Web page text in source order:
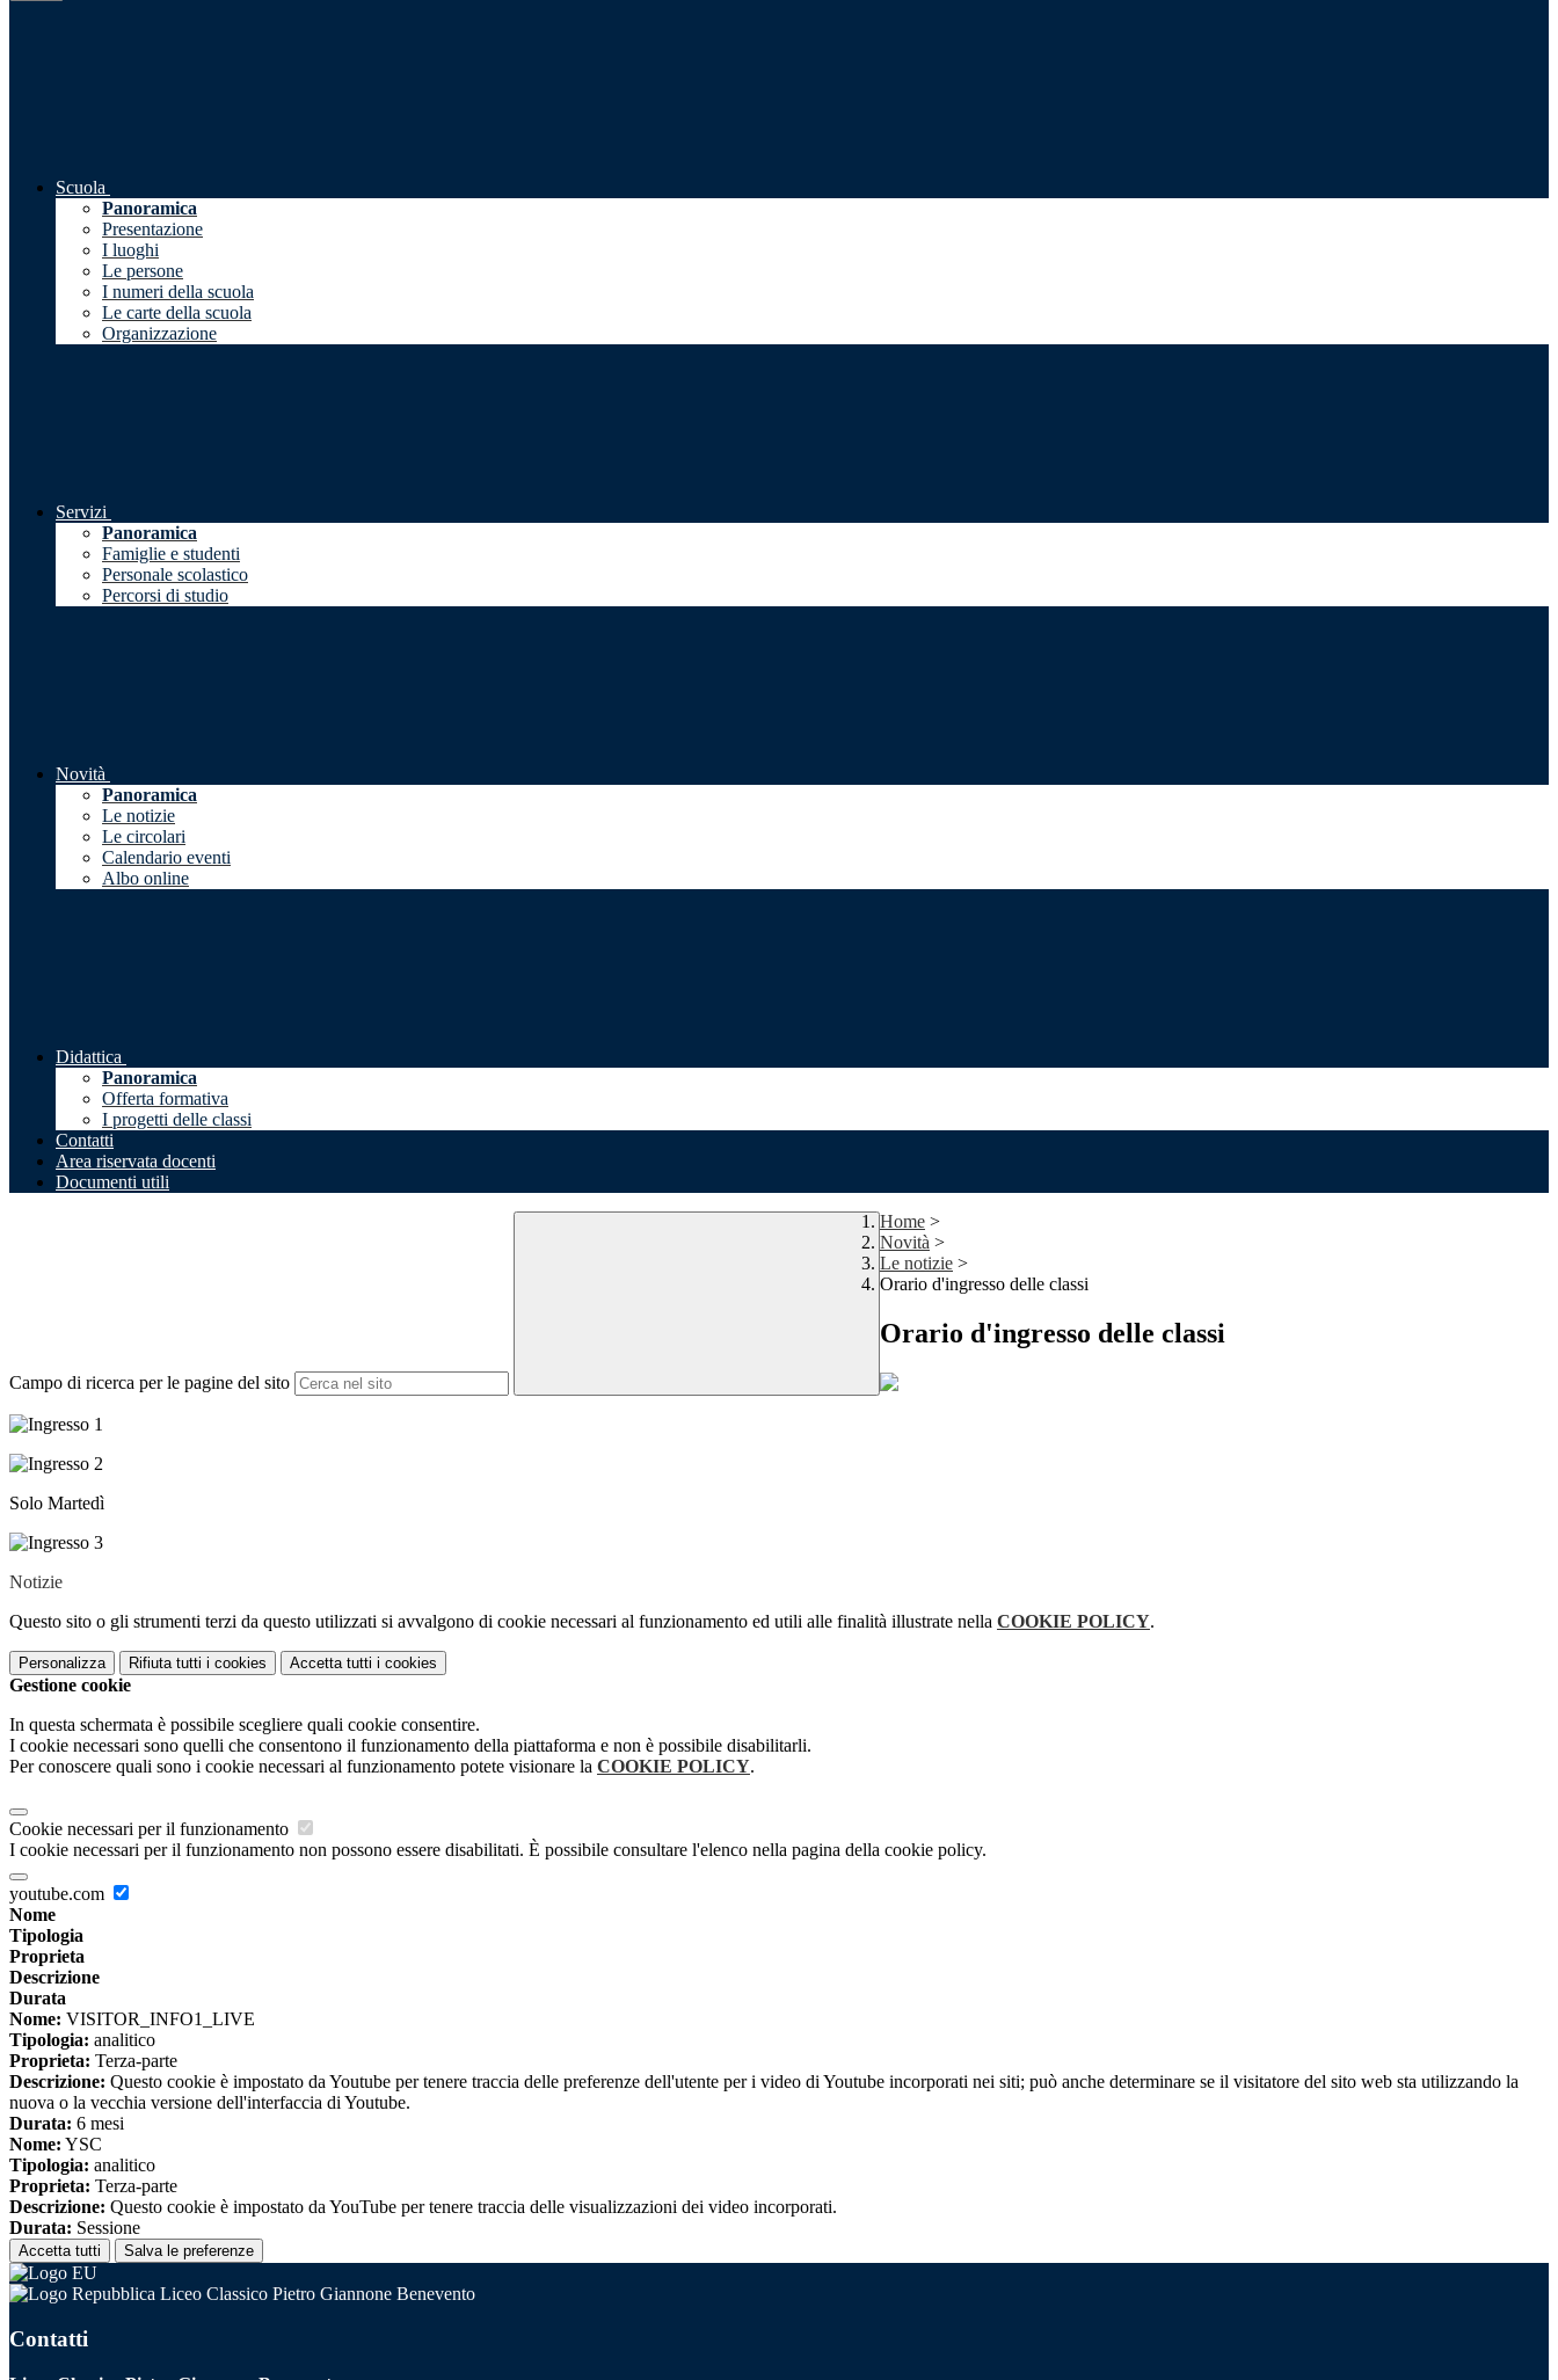
Scuola
Panoramica
Presentazione
I luoghi
Le persone
I numeri della scuola
Le carte della scuola
Organizzazione
Servizi
Panoramica
Famiglie e studenti
Personale scolastico
Percorsi di studio
Novità
Panoramica
Le notizie
Le circolari
Calendario eventi
Albo online
Didattica
Panoramica
Offerta formativa
I progetti delle classi
Contatti
Area riservata docenti
Documenti utili
Campo di ricerca per le pagine del sito
Home >
Novità >
Le notizie >
Orario d'ingresso delle classi
Orario d'ingresso delle classi
Solo Martedì
Notizie
Questo sito o gli strumenti terzi da questo utilizzati si avvalgono di cookie necessari al funzionamento ed utili alle finalità illustrate nella COOKIE POLICY.
Personalizza Rifiuta tutti i cookies Accetta tutti i cookies
Gestione cookie
In questa schermata è possibile scegliere quali cookie consentire.
I cookie necessari sono quelli che consentono il funzionamento della piattaforma e non è possibile disabilitarli.
Per conoscere quali sono i cookie necessari al funzionamento potete visionare la COOKIE POLICY.
Cookie necessari per il funzionamento
I cookie necessari per il funzionamento non possono essere disabilitati. È possibile consultare l'elenco nella pagina della cookie policy.
youtube.com
Nome
Tipologia
Proprieta
Descrizione
Durata
Nome: VISITOR_INFO1_LIVE
Tipologia: analitico
Proprieta: Terza-parte
Descrizione: Questo cookie è impostato da Youtube per tenere traccia delle preferenze dell'utente per i video di Youtube incorporati nei siti; può anche determinare se il visitatore del sito web sta utilizzando la
nuova o la vecchia versione dell'interfaccia di Youtube.
Durata: 6 mesi
Nome: YSC
Tipologia: analitico
Proprieta: Terza-parte
Descrizione: Questo cookie è impostato da YouTube per tenere traccia delle visualizzazioni dei video incorporati.
Durata: Sessione
Accetta tutti Salva le preferenze
Liceo Classico Pietro Giannone Benevento
Contatti